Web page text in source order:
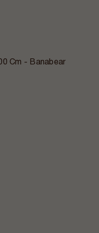
Cm - Banabear